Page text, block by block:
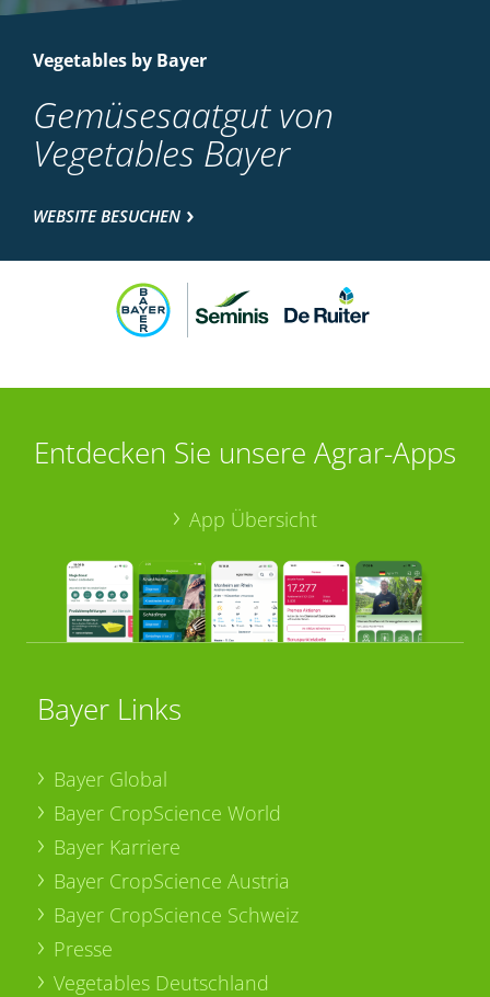
Vegetables by Bayer
Gemüsesaatgut von
Vegetables Bayer
WEBSITE BESUCHEN
Entdecken Sie unsere Agrar-Apps
App Übersicht
Bayer Links
Bayer Global
Bayer CropScience World
Bayer Karriere
Bayer CropScience Austria
Bayer CropScience Schweiz
Presse
Vegetables Deutschland